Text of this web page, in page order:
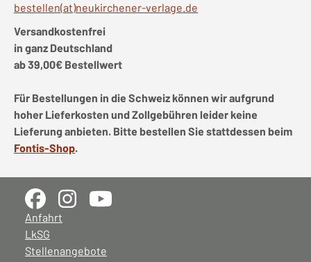
bestellen(at)neukirchener-verlage.de
Versandkostenfrei
in ganz Deutschland
ab 39,00€ Bestellwert
Für Bestellungen in die Schweiz können wir aufgrund
hoher Lieferkosten und Zollgebühren leider keine
Lieferung anbieten. Bitte bestellen Sie stattdessen beim
Fontis-Shop.
Anfahrt
LkSG
Stellenangebote